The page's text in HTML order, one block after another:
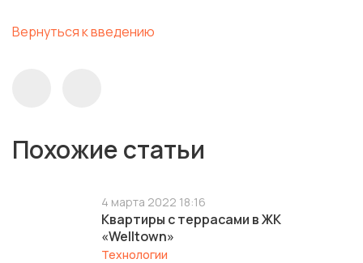
Вернуться к введению
Похожие статьи
4 марта 2022 18:16
Квартиры с террасами в ЖК
«Welltown»
Технологии